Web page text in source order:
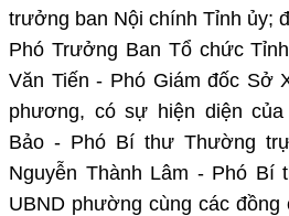
trưởng ban Nội chính Tỉnh ủy;
Phó Trưởng Ban Tổ chức
Văn Tiến - Phó Giám đốc Sở
phương, có sự hiện diện
Bảo - Phó Bí thư Thường
Nguyễn Thành Lâm - Phó Bí
UBND phường cùng các